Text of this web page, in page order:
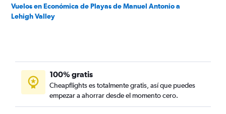
Vuelos en Económica de Playas de Manuel Antonio a
Lehigh Valley
100% gratis
Cheapflights es totalmente gratis, así que puedes
empezar a ahorrar desde el momento cero.